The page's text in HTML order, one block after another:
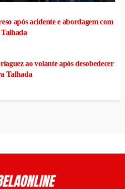
após acidente e abordagem com
ao volante após desobedecer
Talhada